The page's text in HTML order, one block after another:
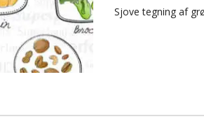
Sjove tegning af